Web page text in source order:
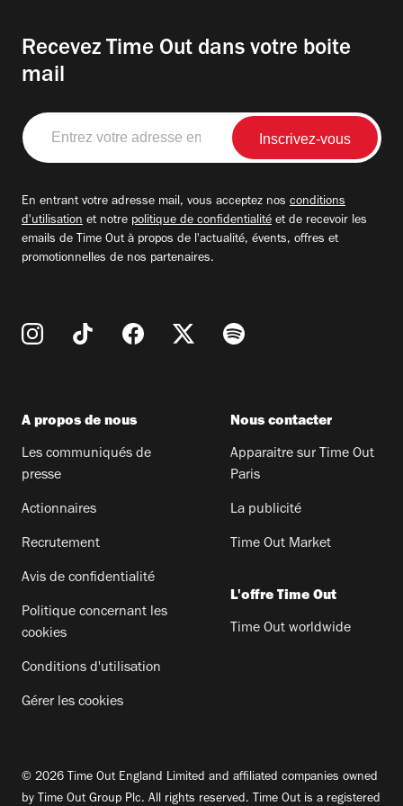
Recevez Time Out dans votre boite
mail
Entrez
votre
adresse
En entrant votre adresse mail, vous acceptez nos conditions
d'utilisation et notre politique de confidentialité et de recevoir les
emails de Time Out à propos de l'actualité, évents, offres et
promotionnelles de nos partenaires.
A propos de nous
Les communiqués de
presse
Actionnaires
Recrutement
Avis de confidentialité
Politique concernant les
cookies
Conditions d'utilisation
Gérer les cookies
Nous contacter
Apparaitre sur Time Out
Paris
La publicité
Time Out Market
L'offre Time Out
Time Out worldwide
© 2026 Time Out England Limited and affiliated companies owned
by Time Out Group Plc. All rights reserved. Time Out is a registered